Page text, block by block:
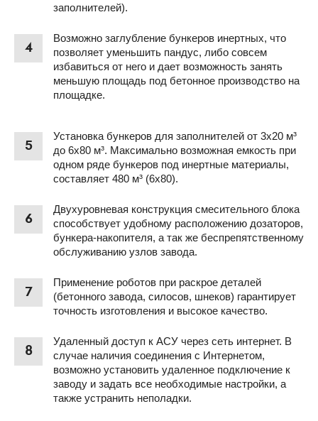
заполнителей).
4
Возможно заглубление бункеров инертных, что
позволяет уменьшить пандус, либо совсем
избавиться от него и дает возможность занять
меньшую площадь под бетонное производство на
площадке.
5
Установка бункеров для заполнителей от 3х20 м³
до 6х80 м³. Максимально возможная емкость при
одном ряде бункеров под инертные материалы,
составляет 480 м³ (6х80).
6
Двухуровневая конструкция смесительного блока
способствует удобному расположению дозаторов,
бункера-накопителя, а так же беспрепятственному
обслуживанию узлов завода.
7
Применение роботов при раскрое деталей
(бетонного завода, силосов, шнеков) гарантирует
точность изготовления и высокое качество.
8
Удаленный доступ к АСУ через сеть интернет. В
случае наличия соединения с Интернетом,
возможно установить удаленное подключение к
заводу и задать все необходимые настройки, а
также устранить неполадки.